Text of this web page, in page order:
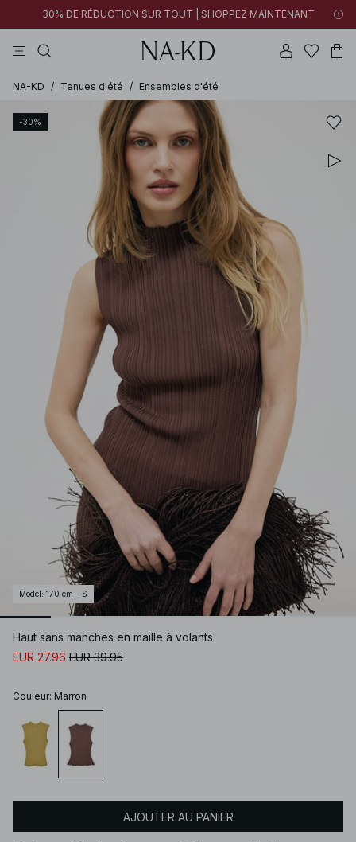
30% DE RÉDUCTION SUR TOUT | SHOPPEZ MAINTENANT
NA-KD / Tenues d'été / Ensembles d'été
-30%
Model : 170 cm - S
Haut sans manches en maille à volants
EUR 27.96 EUR 39.95
Couleur: Marron
AJOUTER AU PANIER